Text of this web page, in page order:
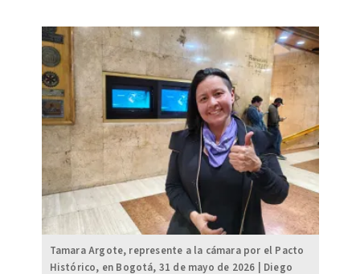
Tamara Argote, represente a la cámara por el Pacto
Histórico, en Bogotá, 31 de mayo de 2026 | Diego